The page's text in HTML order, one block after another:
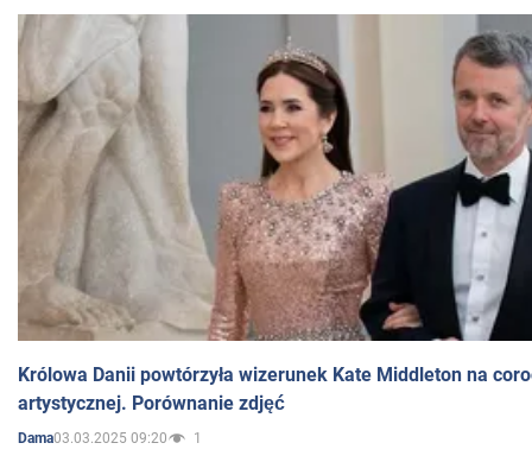
Królowa Danii powtórzyła wizerunek Kate Middleton na
artystycznej. Porównanie zdjęć
Dama03.03.2025 09:20 1